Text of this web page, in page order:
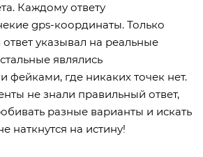
Каждому ответу
gps-координаты. Только
указывал на реальные
являлись
где никаких точек нет.
не знали правильный ответ,
разные варианты и искать
наткнутся на истину!